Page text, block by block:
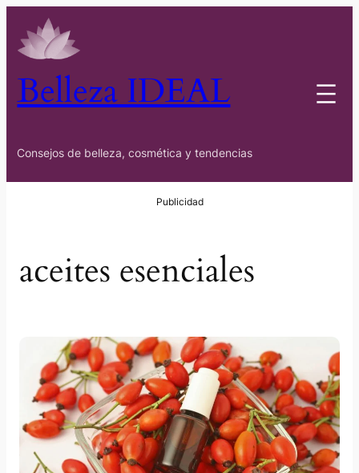
contenido
Belleza IDEAL
Consejos de belleza, cosmética y tendencias
aceites esenciales